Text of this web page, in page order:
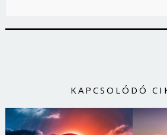
KAPCSOLÓDÓ